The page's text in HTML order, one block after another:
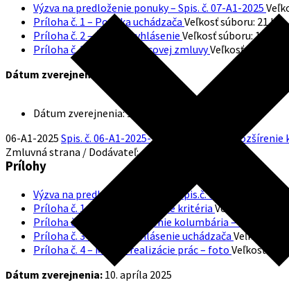
Výzva na predloženie ponuky – Spis. č. 07-A1-2025
Príloha č. 1 – Ponuka uchádzača Veľkosť súboru: 21 kB
Príloha č. 2 – Čestné vyhlásenie Veľkosť súboru: 15 kB
Príloha č. 3 – Návrh Rámcovej zmluvyVeľkosť súboru:
Dátum zverejnenia:
10. apríla 2025
Dátum zverejnenia:10. apríla 2025
06-A1-2025 Spis. č. 06-A1-2025-Verejný cintorín –
Zmluvná strana / Dodávateľ:
Prílohy
Výzva na predloženie ponuky – Spis.č. 06-A1-2025
Príloha č. 1 – Návrh na plnenie kritéria Veľkosť súboru:
Príloha č. 2 – ZoD – rozšírenie kolumbária – Verejný
Príloha č. 3 – Čestné vyhlásenie uchádzača Veľkosť
Príloha č. 4 – Miesto realizácie prác – foto Veľkosť
Dátum zverejnenia: 10. apríla 2025